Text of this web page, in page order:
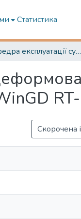
Статистика
Кафедра експлуатації суднових енергетичних установок
Скорочена